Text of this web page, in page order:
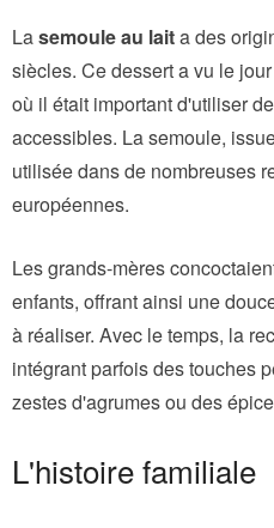
Lasemoule au laita des
siècles. Ce dessert a vu le
où il était important d'utiliser
accessibles. La semoule,
utilisée dans de nombreuses
européennes.
Les grands-mères
enfants, offrant ainsi une
à réaliser. Avec le temps, la
intégrant parfois des touches
zestes d'agrumes ou des
L'histoire familiale